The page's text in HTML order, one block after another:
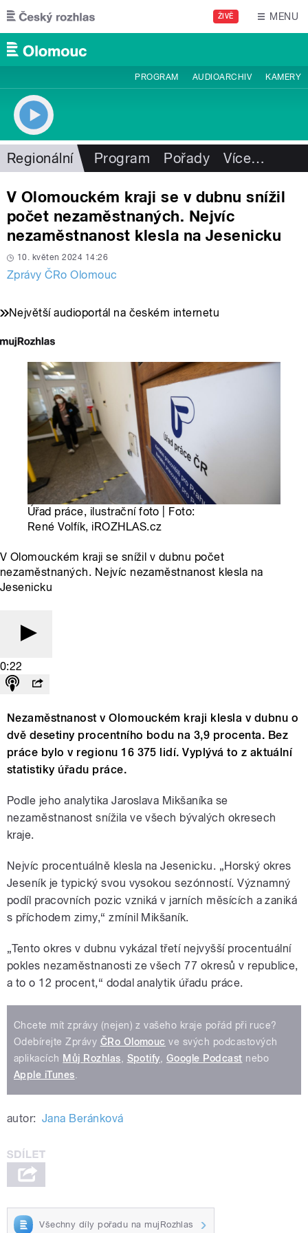
Přejít k hlavnímu obsahu
ŽIVĚ MENU
PROGRAM AUDIOARCHIV KAMERY
Regionální Program Pořady Více…
V Olomouckém kraji se v dubnu snížil
počet nezaměstnaných. Nejvíc
nezaměstnanost klesla na Jesenicku
10. květen 2024 14:26
Zprávy ČRo Olomouc
Největší audioportál na českém internetu
Úřad práce, ilustrační foto | Foto:
René Volfík, iROZHLAS.cz
V Olomouckém kraji se snížil v dubnu počet
nezaměstnaných. Nejvíc nezaměstnanost klesla na
Jesenicku
0:22
Nezaměstnanost v Olomouckém kraji klesla v dubnu o
dvě desetiny procentního bodu na 3,9 procenta. Bez
práce bylo v regionu 16 375 lidí. Vyplývá to z aktuální
statistiky úřadu práce.
Podle jeho analytika Jaroslava Mikšaníka se
nezaměstnanost snížila ve všech bývalých okresech
kraje.
Nejvíc procentuálně klesla na Jesenicku. „Horský okres
Jeseník je typický svou vysokou sezónností. Významný
podíl pracovních pozic vzniká v jarních měsících a zaniká
s příchodem zimy,“ zmínil Mikšaník.
„Tento okres v dubnu vykázal třetí nejvyšší procentuální
pokles nezaměstnanosti ze všech 77 okresů v republice,
a to o 12 procent,“ dodal analytik úřadu práce.
Chcete mít zprávy (nejen) z vašeho kraje pořád při ruce?
Odebírejte Zprávy ČRo Olomouc ve svých podcastových
aplikacích Můj Rozhlas Spotify Google Podcast nebo
Apple iTunes
autor: Jana Beránková
Všechny díly pořadu na mujRozhlas